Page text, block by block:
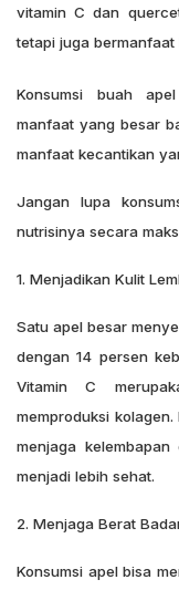
vitamin C dan
tetapi juga bermanfaat
Konsumsi buah
manfaat yang besar
manfaat kecantikan
Jangan lupa
nutrisinya secara
1. Menjadikan Kulit
Satu apel besar
dengan 14 persen
Vitamin C
memproduksi
menjaga
menjadi lebih sehat.
2. Menjaga Berat
Konsumsi apel bisa